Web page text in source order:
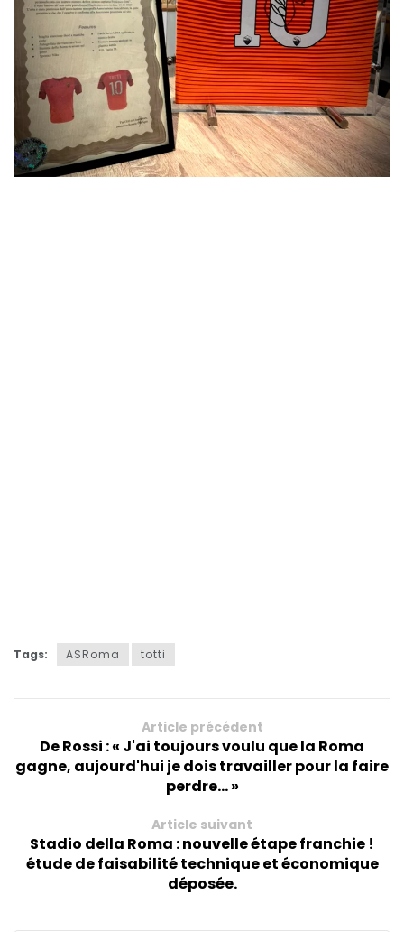
Tags: ASRoma totti
Article précédent
De Rossi : « J'ai toujours voulu que la Roma
gagne, aujourd'hui je dois travailler pour la faire
perdre… »
Article suivant
Stadio della Roma : nouvelle étape franchie !
étude de faisabilité technique et économique
déposée.